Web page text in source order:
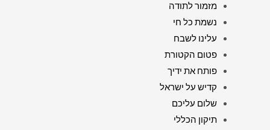
מזמור לתודה
נשמת כל חי
עלינו לשבח
פטום הקטורת
פותח את ידיך
קדיש על ישראל
שלום עליכם
תיקון הכללי